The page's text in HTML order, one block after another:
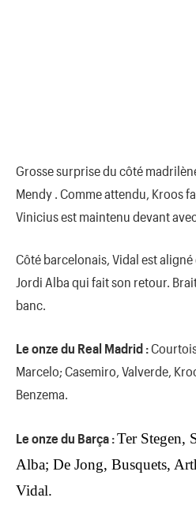
Grosse surprise du côté
Mendy . Comme attendu, Kroos
Vinicius est maintenu devant
Côté barcelonais, Vidal est aligné
Jordi Alba qui fait son retour.
banc.
Le onze du Real Madrid :
Marcelo; Casemiro, Valverde,
Benzema.
Le onze du Barça :Ter Stegen,
Alba; De Jong, Busquets,
Vidal.